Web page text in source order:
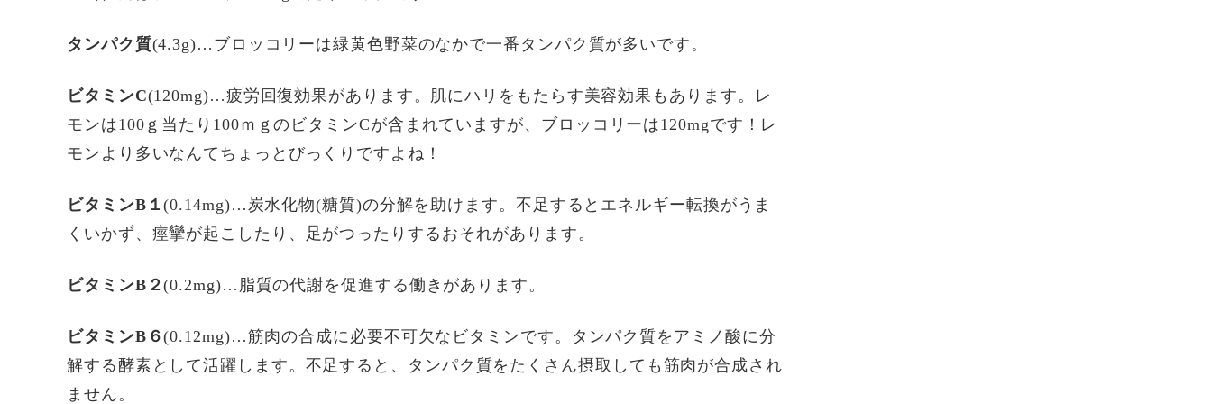
タンパク質(4.3g)…ブロッコリーは緑黄色野菜のなかで一番タンパク質が多いです。
ビタミンC(120mg)…疲労回復効果があります。肌にハリをもたらす美容効果もあります。レ
モンは100ｇ当たり100ｍｇのビタミンCが含まれていますが、ブロッコリーは120mgです！レ
モンより多いなんてちょっとびっくりですよね！
ビタミンB１(0.14mg)…炭水化物(糖質)の分解を助けます。不足するとエネルギー転換がうま
くいかず、痙攣が起こしたり、足がつったりするおそれがあります。
ビタミンB２(0.2mg)…脂質の代謝を促進する働きがあります。
ビタミンB６(0.12mg)…筋肉の合成に必要不可欠なビタミンです。タンパク質をアミノ酸に分
解する酵素として活躍します。不足すると、タンパク質をたくさん摂取しても筋肉が合成され
ません。